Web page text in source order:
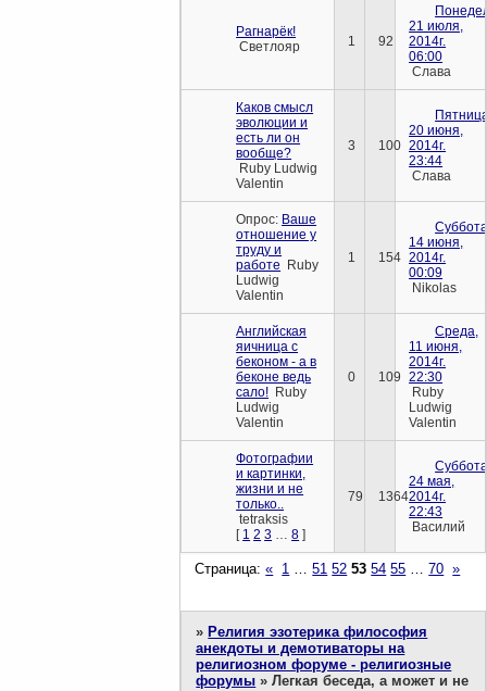
Рагнарёк!
Светлояр
1 92
21 июля,
2014г.
06:00
Слава
Каков смысл
эволюции и
есть ли он
вообще?
Ruby Ludwig
Valentin
3 100
20 июня,
2014г.
23:44
Слава
Опрос: Ваше
отношение у
труду и
работе Ruby
Ludwig
Valentin
1 154
14 июня,
2014г.
00:09
Nikolas
Английская
яичница с
беконом - а в
беконе ведь
сало! Ruby
Ludwig
Valentin
0 109
Среда,
11 июня,
2014г.
22:30
Ruby
Ludwig
Valentin
Фотографии
и картинки,
жизни и не
только..
tetraksis
[ 1 2 3 8 ]
79 1364
24 мая,
2014г.
22:43
Василий
Страница:« 1 … 51 52 53 54 55 … 70 »
»Религия эзотерика философия
анекдоты и демотиваторы на
религиозном форуме - религиозные
форумы »Легкая беседа, а может и не